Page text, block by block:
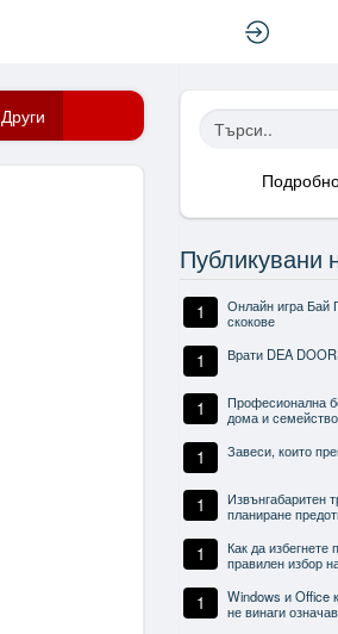
Други
Публикувани
1
Онлайн игра Бай
скокове
1 Врати DEA
1
Професионална
дома и
1 Завеси, които
1
Извънгабаритен
планиране
1
Как да избегнете
правилен избор
1
Windows и Office
не винаги